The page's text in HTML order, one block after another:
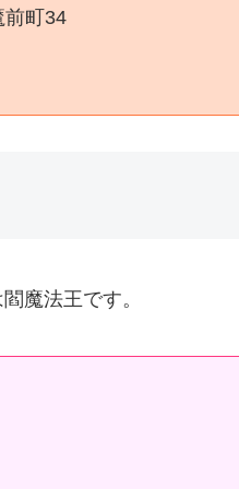
前町34
魔法王です。